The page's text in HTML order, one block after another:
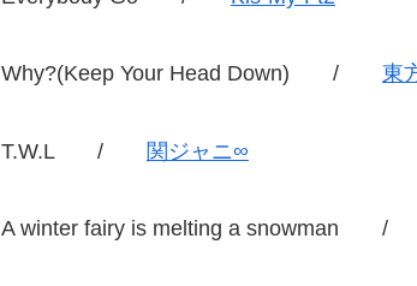
Why?(Keep Your Head Down) / 東
T.W.L / 関ジャニ∞
A winter fairy is melting a snowman